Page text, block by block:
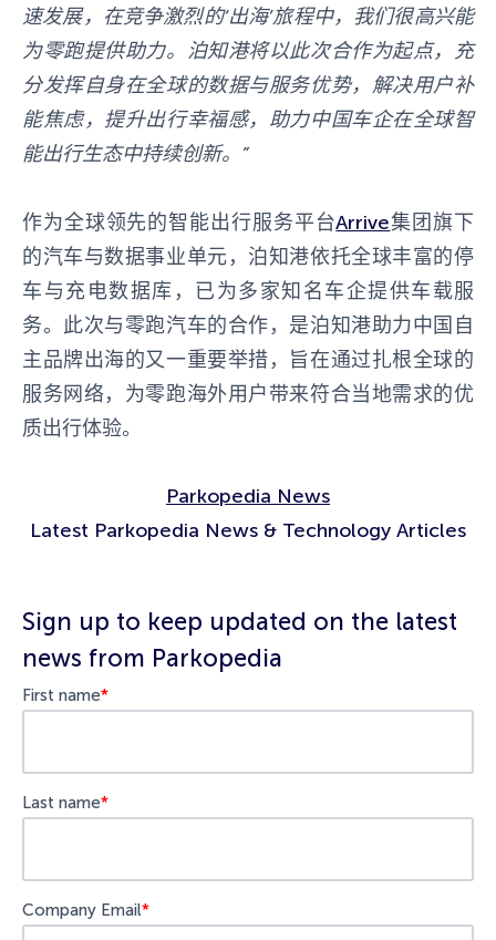
速发展，在竞争激烈的‘出海’旅程中，我们很高兴能
为零跑提供助力。泊知港将以此次合作为起点，充
分发挥自身在全球的数据与服务优势，解决用户补
能焦虑，提升出行幸福感，助力中国车企在全球智
能出行生态中持续创新。”
作为全球领先的智能出行服务平台Arrive集团旗下
的汽车与数据事业单元，泊知港依托全球丰富的停
车与充电数据库，已为多家知名车企提供车载服
务。此次与零跑汽车的合作，是泊知港助力中国自
主品牌出海的又一重要举措，旨在通过扎根全球的
服务网络，为零跑海外用户带来符合当地需求的优
质出行体验。
Parkopedia News
Latest Parkopedia News & Technology Articles
Sign up to keep updated on the latest
news from Parkopedia
First name*
Last name*
Company Email*